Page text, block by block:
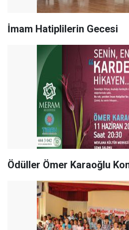
İmam Hatiplilerin Gecesi
Ödüller Ömer Karaoğlu